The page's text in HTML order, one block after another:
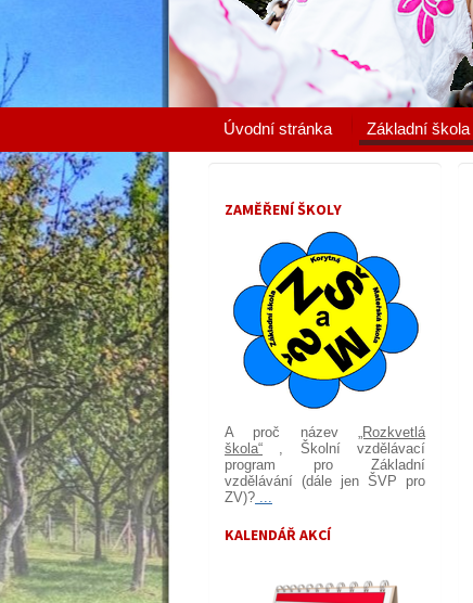
Úvodní stránka Základní škola
ZAMĚŘENÍ ŠKOLY
A proč název
„Rozkvetlá
škola“ , Školní vzdělávací
program pro Základní
vzdělávání (dále jen ŠVP pro
ZV)?
KALENDÁŘ AKCÍ